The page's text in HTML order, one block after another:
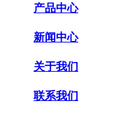
产品中心
新闻中心
关于我们
联系我们